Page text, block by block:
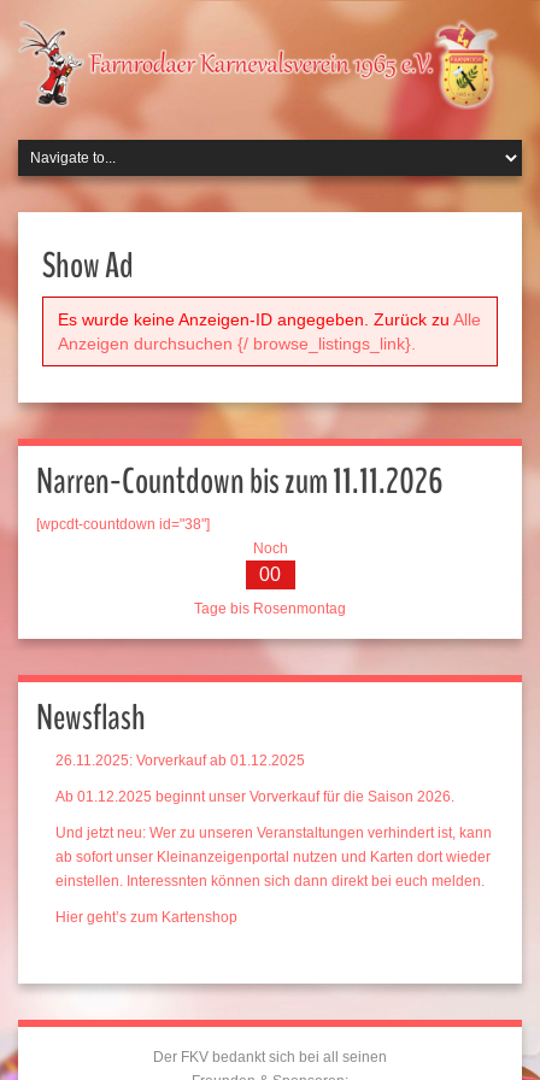
Show Ad
Es wurde keine Anzeigen-ID angegeben. Zurück zu Alle
Anzeigen durchsuchen {/ browse_listings_link}.
Narren-Countdown bis zum 11.11.2026
[wpcdt-countdown id="38"]
Noch
00
Tage bis Rosenmontag
Newsflash
26.11.2025: Vorverkauf ab 01.12.2025
Ab 01.12.2025 beginnt unser Vorverkauf für die Saison 2026.
Und jetzt neu: Wer zu unseren Veranstaltungen verhindert ist, kann
ab sofort unser Kleinanzeigenportal nutzen und Karten dort wieder
einstellen. Interessnten können sich dann direkt bei euch melden.
Hier geht’s zum Kartenshop
Der FKV bedankt sich bei all seinen